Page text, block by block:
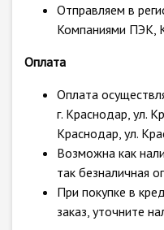
Отправляем в
Компаниями ПЭК,
Оплата
Оплата
г. Краснодар, ул.
Краснодар, ул.
Возможна как
так безналичная
При покупке в
заказ, уточните